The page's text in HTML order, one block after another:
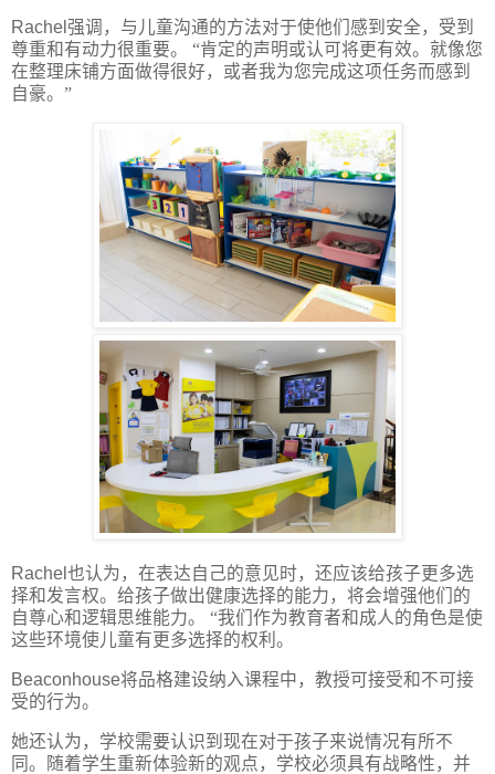
Rachel 强调，与儿童沟通的方法对于使他们感到安全，受到
尊重和有动力很重要。
“肯定的声明或认可将更有效。就像您
在整理床铺方面做得很好，或者我为您完成这项任务而感到
自豪。”
Rachel 也认为，在表达自己的意见时，还应该给孩子更多选
择和发言权。给孩子做出健康选择的能力，将会增强他们的
自尊心和逻辑思维能力。
“我们作为教育者和成人的角色是使
这些环境使儿童有更多选择的权利。
Beaconhouse将品格建设纳入课程中，教授可接受和不可接
受的行为。
她还认为，学校需要认识到现在对于孩子来说情况有所不
同。随着学生重新体验新的观点，学校必须具有战略性，并